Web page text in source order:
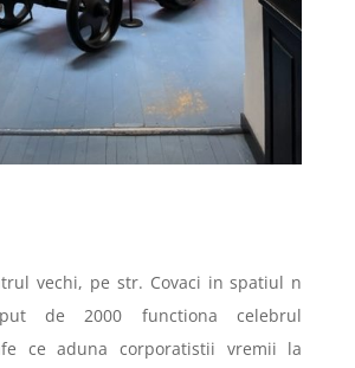
vechi, pe str. Covaci in spatiul n
de 2000 functiona celebrul
ce aduna corporatistii vremii la